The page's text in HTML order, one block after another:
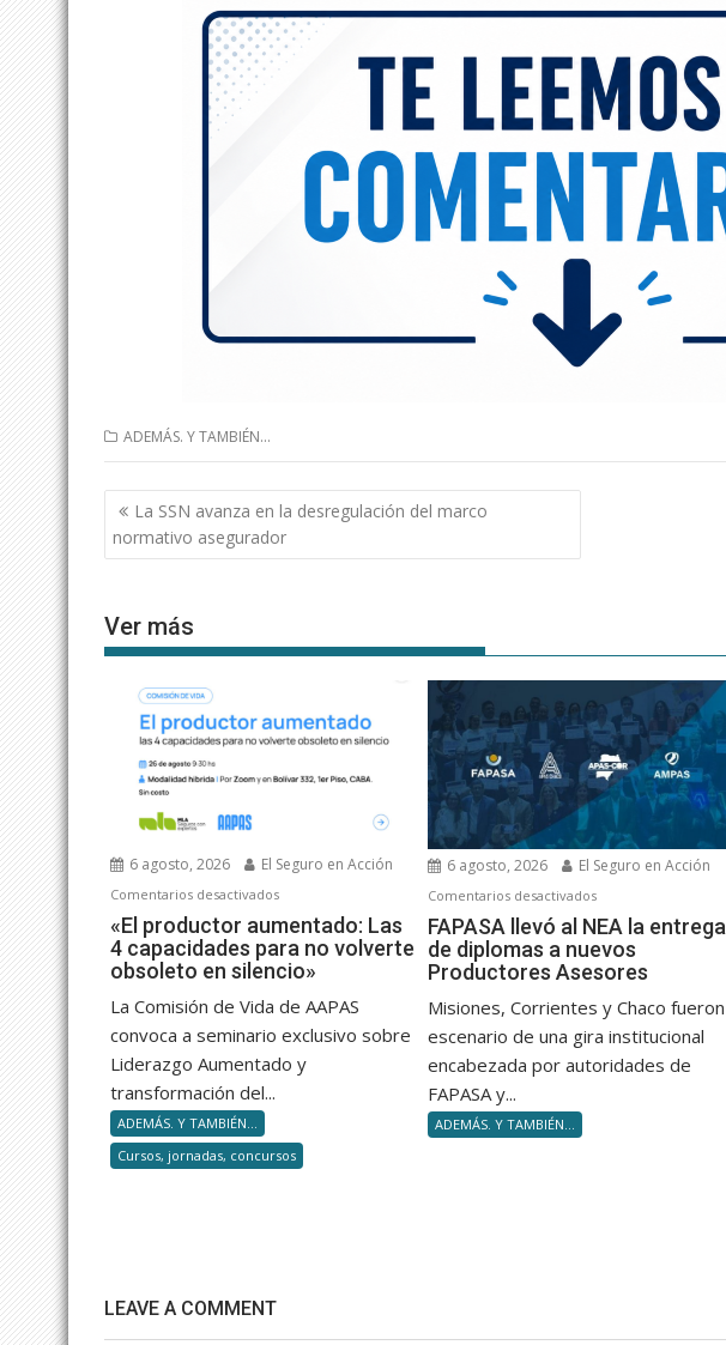
ADEMÁS. Y TAMBIÉN...
Navegación
de
entradas
La SSN avanza en la desregulación del marco
normativo asegurador
Ver más
6 agosto, 2026 El Seguro en Acción
Comentarios desactivadosen
«El
productor
aumentado:
Las
para
obsoleto
«El productor aumentado: Las
4 capacidades para no volverte
obsoleto en silencio»
La Comisión de Vida de AAPAS
convoca a seminario exclusivo sobre
Liderazgo Aumentado y
transformación del...
ADEMÁS. Y TAMBIÉN...
Cursos, jornadas, concursos
6 agosto, 2026 El Seguro en Acción
Comentarios desactivadosen
FAPASA
llevó
al
NEA
FAPASA llevó al NEA la entrega
de diplomas a nuevos
Productores Asesores
Misiones, Corrientes y Chaco fueron
escenario de una gira institucional
encabezada por autoridades de
FAPASA y...
ADEMÁS. Y TAMBIÉN...
LEAVE A COMMENT